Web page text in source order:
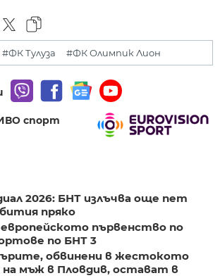
#ФК Тулуза #ФК Олимпик Лион
спорт
2026: БНТ излъчва още пет
пряко
първенство по
по БНТ 3
обвинени в жестокото
мъж в Пловдив, остават в